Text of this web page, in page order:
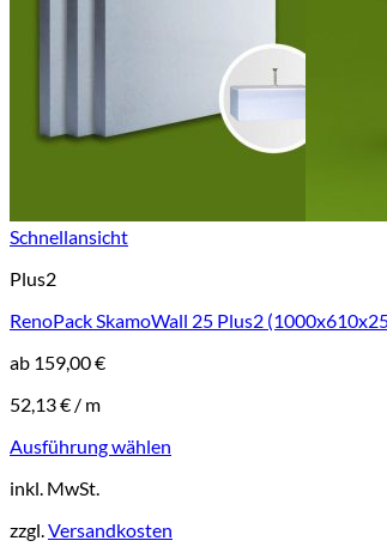
Schnellansicht
Plus2
RenoPack SkamoWall 25 Plus2
ab 159,00€
52,13€ / m
Ausführung wählen
Produkt
mehrere
inkl. MwSt.
zzgl.Versandkosten